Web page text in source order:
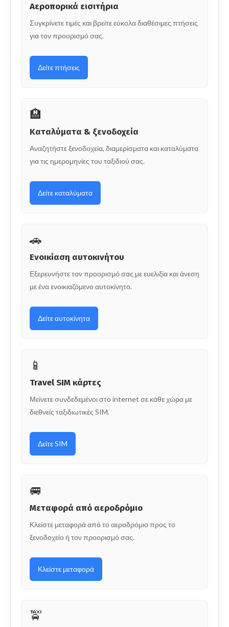
Αεροπορικά εισιτήρια
Συγκρίνετε τιμές και βρείτε εύκολα διαθέσιμες πτήσεις
για τον προορισμό σας.
Δείτε πτήσεις
🏨
Καταλύματα & ξενοδοχεία
Αναζητήστε ξενοδοχεία, διαμερίσματα και καταλύματα
για τις ημερομηνίες του ταξιδιού σας.
Δείτε καταλύματα
🚗
Ενοικίαση αυτοκινήτου
Εξερευνήστε τον προορισμό σας με ευελιξία και άνεση
με ένα ενοικιαζόμενο αυτοκίνητο.
Δείτε αυτοκίνητα
📱
Travel SIM κάρτες
Μείνετε συνδεδεμένοι στο internet σε κάθε χώρα με
διεθνείς ταξιδιωτικές SIM.
Δείτε SIM
🚐
Μεταφορά από αεροδρόμιο
Κλείστε μεταφορά από το αεροδρόμιο προς το
ξενοδοχείο ή τον προορισμό σας.
Κλείστε μεταφορά
🚖